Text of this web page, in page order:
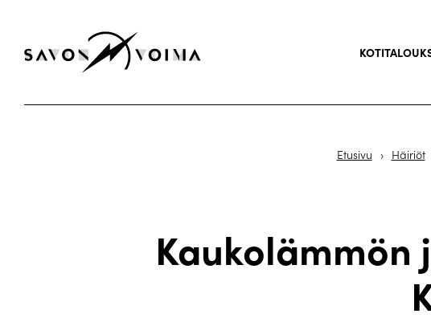
Etusivu › Häiriöt
Kaukolämmön